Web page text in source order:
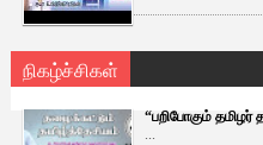
நிகழ்ச்சிகள்
“பறிபோகும் தமிழர்
...